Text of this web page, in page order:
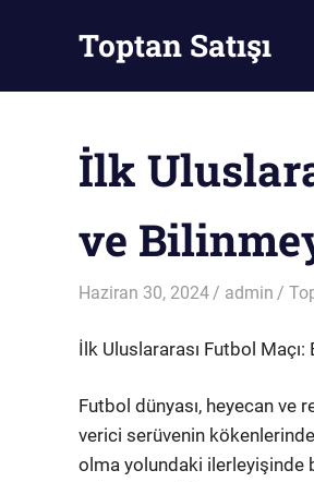
Toptan Satışı
İlk
ve
Haziran 30, 2024 admin
İlk Uluslararası Futbol
Futbol dünyası, heyecan
verici serüvenin
olma yolundaki ilerleyişinde